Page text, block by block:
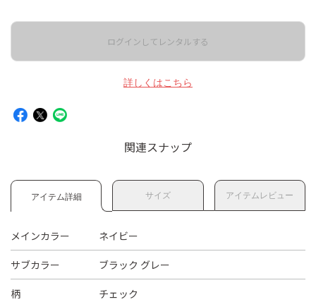
ログインしてレンタルする
詳しくはこちら
関連スナップ
アイテム詳細 サイズ アイテムレビュー
メインカラー ネイビー
サブカラー ブラック グレー
柄 チェック